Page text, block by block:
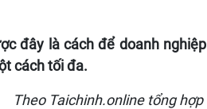
đây là cách để doanh nghiệp
cách tối đa.
Theo Taichinh.online tổng hợp